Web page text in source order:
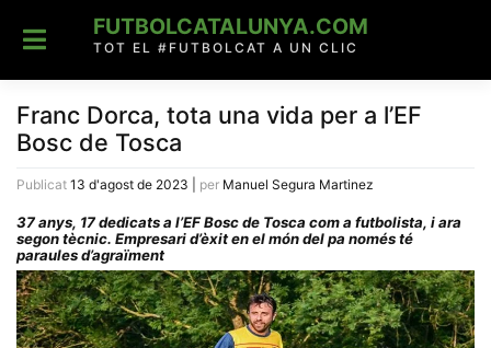
content
FUTBOLCATALUNYA.COM
TOT EL #FUTBOLCAT A UN CLIC
Franc Dorca, tota una vida per a l’EF
Bosc de Tosca
Publicat 13 d'agost de 2023 per Manuel Segura Martinez
37 anys, 17 dedicats a l’EF Bosc de Tosca com a futbolista, i ara
segon tècnic. Empresari d’èxit en el món del pa només té
paraules d’agraïment